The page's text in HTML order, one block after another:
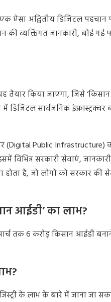
ऐसा अद्वितीय डिजिटल पहचान
की व्यक्तिगत जानकारी, बोई
किया जाएगा, जिसे ‘किसान
सार्वजनिक
(Digital Public
विभिन्न सरकारी सेवाएं,
होता है, जो लोगों को सरकार
आईडी’ का लाभ?
तक 6 करोड़ किसान आईडी
के लाभ के बारे में जाना जा